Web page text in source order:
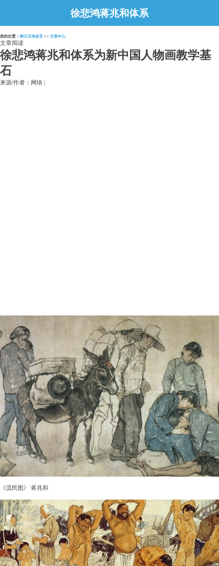
徐悲鸿蒋兆和体系
为新中国人物画教
您的位置： 铜元天地首页 >> 文章中心
文章阅读
徐悲鸿蒋兆和体系为新中国人物画教学基
石
来源/作者：网络 |
《流民图》 蒋兆和